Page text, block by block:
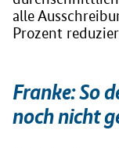
alle
Prozent
Franke: So
noch nicht